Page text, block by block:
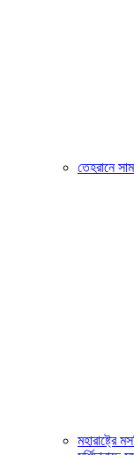
তেহরানে
মহারাষ্ট্রে